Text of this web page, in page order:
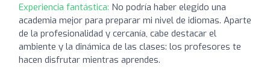
Experiencia fantástica: No podría haber elegido una
academia mejor para preparar mi nivel de idiomas. Aparte
de la profesionalidad y cercanía, cabe destacar el
ambiente y la dinámica de las clases: los profesores te
hacen disfrutar mientras aprendes.